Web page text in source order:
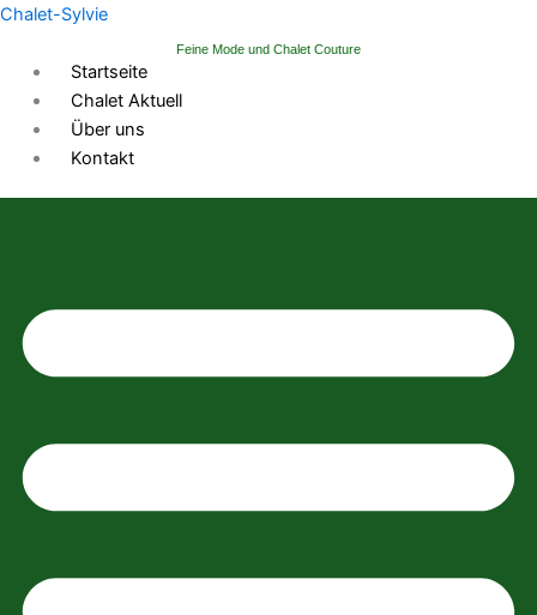
Zum
springen
Chalet-Sylvie
Feine Mode und Chalet Couture
Startseite
Chalet Aktuell
Über uns
Kontakt